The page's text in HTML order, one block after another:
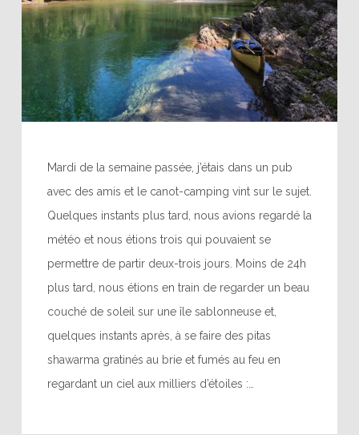
Mardi de la semaine passée, j’étais dans un pub
avec des amis et le canot-camping vint sur le sujet.
Quelques instants plus tard, nous avions regardé la
météo et nous étions trois qui pouvaient se
permettre de partir deux-trois jours. Moins de 24h
plus tard, nous étions en train de regarder un beau
couché de soleil sur une île sablonneuse et,
quelques instants après, à se faire des pitas
shawarma gratinés au brie et fumés au feu en
regardant un ciel aux milliers d’étoiles :…